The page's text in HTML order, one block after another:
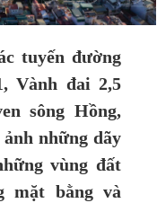
tuyến đường
Vành đai 2,5
sông Hồng,
những dãy
vùng đất
mặt bằng và